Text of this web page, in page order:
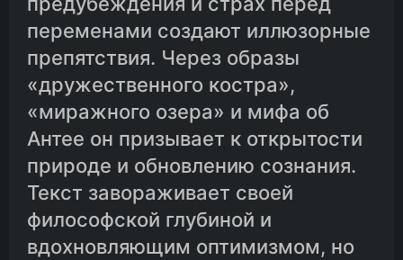
переменами создают иллюзорные
препятствия. Через образы
«дружественного костра»,
«миражного озера» и мифа об
Антее он призывает к открытости
природе и обновлению сознания.
Текст завораживает своей
философской глубиной и
вдохновляющим оптимизмом, но